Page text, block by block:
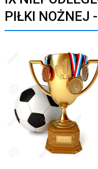
PIŁKI NOŻNEJ